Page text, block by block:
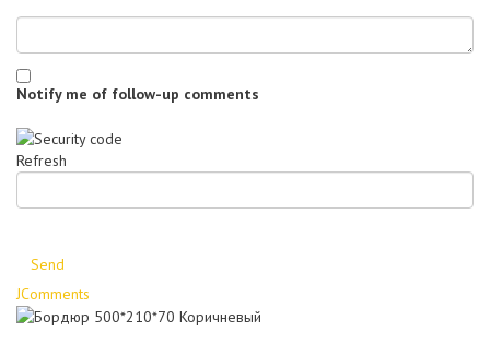
Notify me of follow-up comments
Refresh
Send
JComments